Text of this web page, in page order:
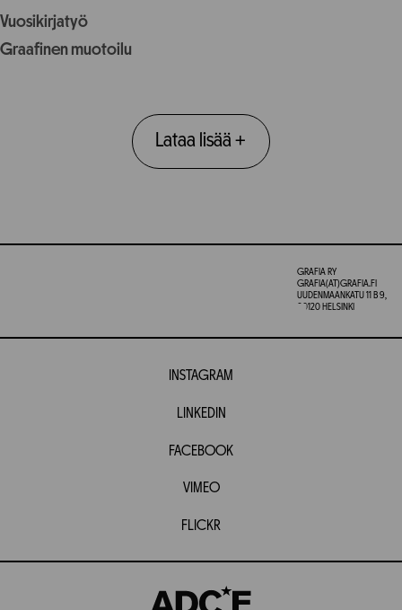
Vuosikirjatyö
Graafinen muotoilu
Lataa lisää+
GRAFIA RY
GRAFIA(AT)GRAFIA.FI
UUDENMAANKATU 11 B 9,
00120 HELSINKI
INSTAGRAM
LINKEDIN
FACEBOOK
VIMEO
FLICKR